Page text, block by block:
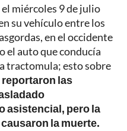
miércoles 9 de julio
su vehículo entre los
en el occidente
el auto que conducía
tractomula; esto sobre
las
asistencial, pero la
la muerte.